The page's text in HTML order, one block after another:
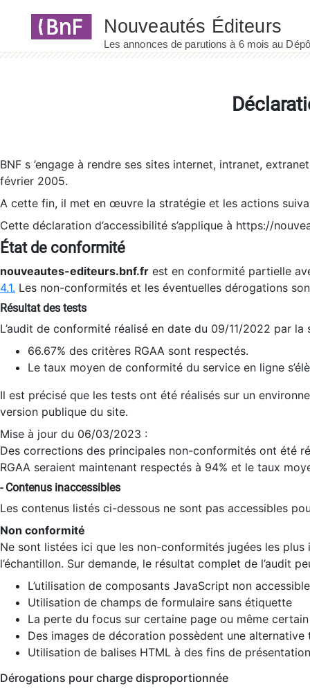
BNF s ’engage à rendre ses sites internet, intranet,
février 2005.
A cette fin, il met en œuvre la stratégie et les actions
Cette déclaration d’accessibilité s’applique à https://
État de conformité
nouveautes-editeurs.bnf.fr est en conformité partielle
4.1. Les non-conformités et les éventuelles dérogations
Résultat des tests
L’audit de conformité réalisé en date du 09/11/2022 par
66.67% des critères RGAA sont respectés.
Le taux moyen de conformité du service en ligne
Il est précisé que les tests ont été réalisés sur un
version publique du site.
Mise à jour du 06/03/2023 :
Des corrections des principales non-conformités ont été
RGAA seraient maintenant respectés à 94% et le taux
- Contenus inaccessibles
Les contenus listés ci-dessous ne sont pas accessibles
Non conformité
Ne sont listées ici que les non-conformités jugées les
l’échantillon. Sur demande, le résultat complet de l’audit
L’utilisation de composants JavaScript non
Utilisation de champs de formulaire sans étiquette
La perte du focus sur certaine page ou même
Des images de décoration possèdent une alternative
Utilisation de balises HTML à des fins de
Dérogations pour charge disproportionnée